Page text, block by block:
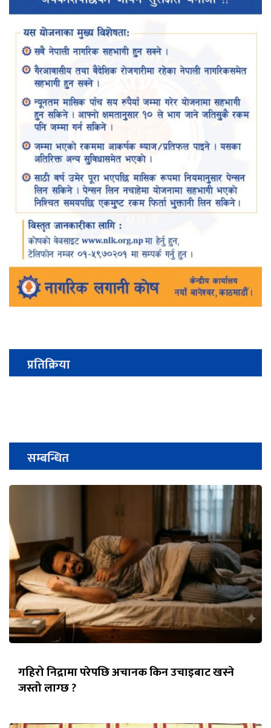
प्रतिक्रिया
सम्बन्धित
गहिरो निद्रामा परेपछि अचानक किन उचाइबाट खस्ने
जस्तो लाग्छ ?